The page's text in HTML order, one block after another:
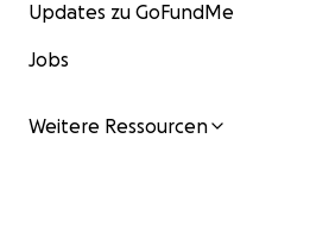
Updates zu GoFundMe
Jobs
Weitere Ressourcen